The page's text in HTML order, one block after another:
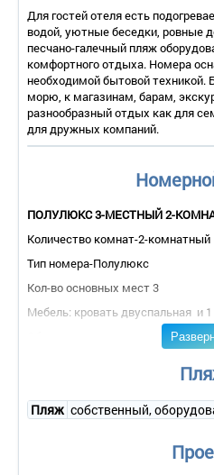
Для гостей отеля есть
водой, уютные беседки, ровные
песчано-галечный пляж
комфортного отдыха. Номера
необходимой бытовой техникой.
морю, к магазинам, барам,
разнообразный отдых как для
для дружных компаний.
ПОЛУЛЮКС 3-МЕСТНЫЙ 2-
Количество комнат-2-комнатный
Тип номера-Полулюкс
Кол-во основных мест 3
Мебель: кровать двуспальная и
Оборудование : кондиционер,
смена полотенец: ежедневно;
уборка номера: ежедневно.
ПОЛУЛЮКС 4-МЕСТНЫЙ 2-
Пляж собственный,